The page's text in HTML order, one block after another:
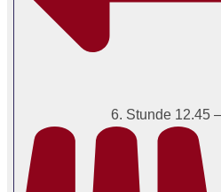
6. Stunde 12.45